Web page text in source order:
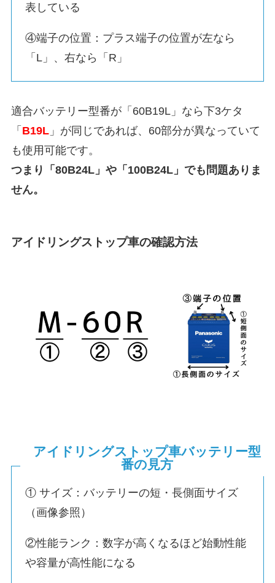
表している
④端子の位置：プラス端子の位置が左なら
「L」、右なら「R」
適合バッテリー型番が「60B19L」なら下3ケタ
「 B19L」が同じであれば、60部分が異なっていて
も使用可能です。
つまり「80B24L」や「100B24L」でも問題ありま
せん。
アイドリングストップ車の確認方法
アイドリングストップ車バッテリー型
番の見方
① サイズ：バッテリーの短・長側面サイズ
（画像参照）
②性能ランク：数字が高くなるほど始動性能
や容量が高性能になる